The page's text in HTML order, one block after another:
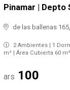
Pinamar | Depto
de las ballenas
2 Ambientes | 1
m² | Área Cubierta 60 m²
ars 100